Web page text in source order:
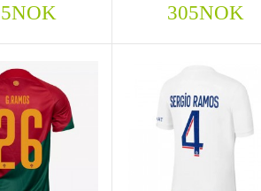
- Barn Draktsett
305NOK
Hjemme - Dame
Fotballdrakt
720NOK 305NOK
305NOK